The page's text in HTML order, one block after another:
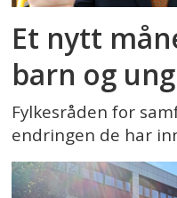
Et nytt
barn og
Fylkesråden for
endringen de har